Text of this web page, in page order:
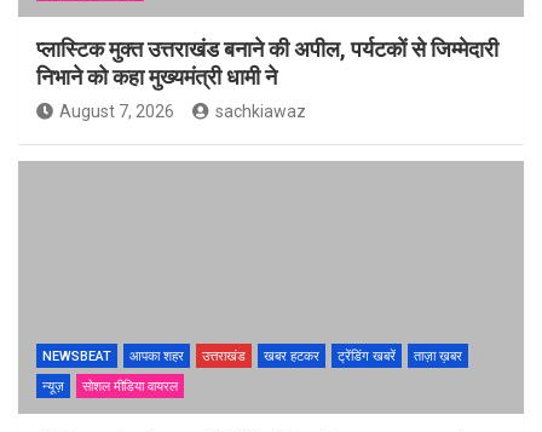
प्लास्टिक मुक्त उत्तराखंड बनाने की अपील, पर्यटकों से जिम्मेदारी
निभाने को कहा मुख्यमंत्री धामी ने
August 7, 2026 sachkiawaz
NEWSBEAT आपका शहर उत्तराखंड खबर हटकर ट्रेंडिंग खबरें
ताज़ा ख़बर
न्यूज़
सोशल मीडिया वायरल